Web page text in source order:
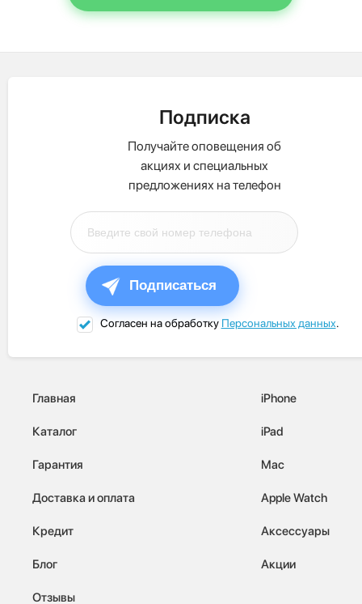
Подписка
Получайте оповещения об
акциях и специальных
предложениях на телефон
Подписаться
Согласен на обработку Персональных данных.
Главная
Каталог
Гарантия
Доставка и оплата
Кредит
Блог
Отзывы
iPhone
iPad
Mac
Apple Watch
Аксессуары
Акции